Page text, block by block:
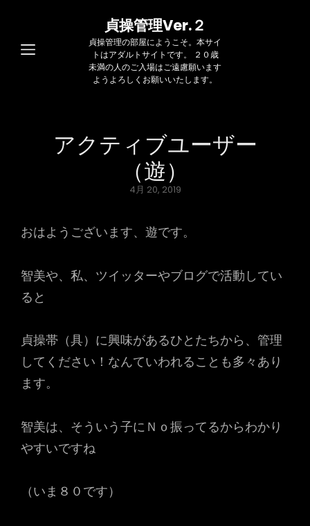
貞操管理Ver.２
貞操管理の部屋にようこそ。本サイ
トはアダルトサイトです。 ２０歳
未満の人のご入場はご遠慮願います
ようよろしくお願いいたします。
アクティブユーザー
（遊）
Posted
4月 20, 2019
おはようございます、遊です。
智美や、私、ツイッターやブログで活動してい
ると
貞操帯（具）に興味があるひとたちから、管理
してください！なんていわれることも多々あり
ます。
智美は、そういう子にＮｏ振ってるからわかり
やすいですね
（いま８０です）